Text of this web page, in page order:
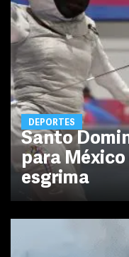
DEPORTES
Santo
para
esgrima